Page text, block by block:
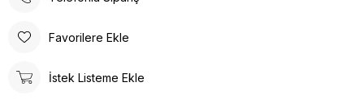
konforlu bir deneyim sunar. Günlük kullanım için ideal olan bu
tasarlanmıştır. Gün boyu rahat adımlar atmanızı sağlar. Suni deri
Favorilere Ekle
İstek Listeme Ekle